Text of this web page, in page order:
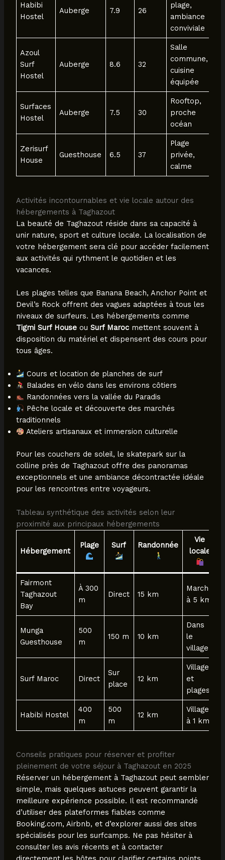
Habibi
Hostel
Auberge 7.9 26
plage,
ambiance
conviviale
Azoul
Surf
Hostel
Auberge 8.6 32
Salle
commune,
cuisine
équipée
Surfaces
Hostel
Auberge 7.5 30
Rooftop,
proche
océan
Zerisurf
House
Guesthouse 6.5 37
Plage
privée,
calme
Activités incontournables et vie locale autour des
hébergements à Taghazout
La beauté de Taghazout réside dans sa capacité à
unir nature, sport et culture locale. La localisation de
votre hébergement sera clé pour accéder facilement
aux activités qui rythment le quotidien et les
vacances.
Les plages telles que Banana Beach, Anchor Point et
Devil’s Rock offrent des vagues adaptées à tous les
niveaux de surfeurs. Les hébergements comme
Tigmi Surf Houseou Surf Marocmettent souvent à
disposition du matériel et dispensent des cours pour
tous âges.
Cours et location de planches de surf
Balades en vélo dans les environs côtiers
Randonnées vers la vallée du Paradis
Pêche locale et découverte des marchés
traditionnels
Ateliers artisanaux et immersion culturelle
Pour les couchers de soleil, le skatepark sur la
colline près de Taghazout offre des panoramas
exceptionnels et une ambiance décontractée idéale
pour les rencontres entre voyageurs.
Tableau synthétique des activités selon leur
proximité aux principaux hébergements
Hébergement
Plage Surf Randonnée
Vie
locale
Fairmont
Taghazout
Bay
À 300
m
Direct 15 km
Marché
à 5 km
Munga
Guesthouse
500
m
150 m 10 km
Dans
le
village
Surf Maroc Direct
Sur
place
12 km
Village
et
plages
Habibi Hostel
400
m
500
m
12 km
Village
à 1 km
Conseils pratiques pour réserver et profiter
pleinement de votre séjour à Taghazout en 2025
Réserver un hébergement à Taghazout peut sembler
simple, mais quelques astuces peuvent garantir la
meilleure expérience possible. Il est recommandé
d’utiliser des plateformes fiables comme
Booking.com, Airbnb, et d’explorer aussi des sites
spécialisés pour les surfcamps. Ne pas hésiter à
consulter les avis récents et à contacter